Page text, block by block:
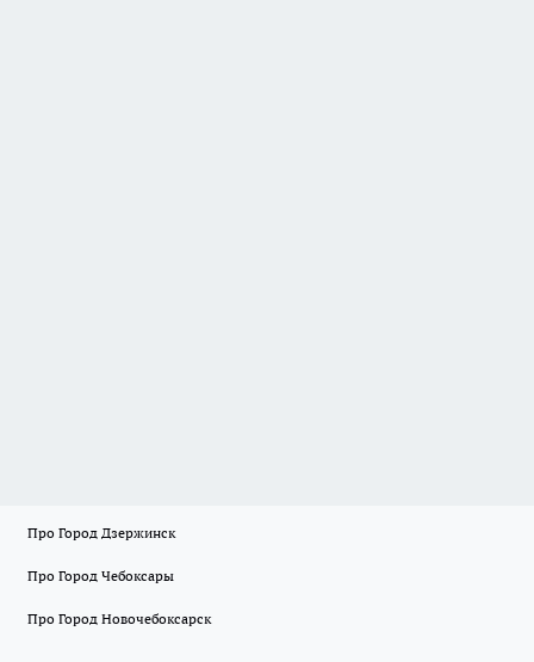
Про Город Дзержинск
Про Город Чебоксары
Про Город Новочебоксарск